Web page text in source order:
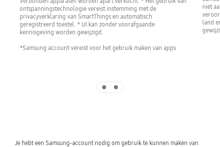
ontspanningstechnologie vereist instemming met de
privacyverklaring van SmartThings en automatisch
geregistreerd toestel. * UI kan zonder voorafgaande
kennisgeving worden gewijzigd.
*Samsung account vereist voor het gebruik maken van apps
niet
land
Je hebt een Samsung-account nodig om gebruik te kunnen maken van